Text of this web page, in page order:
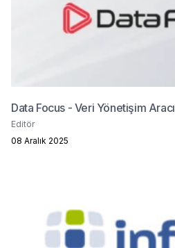
Data Focus - Veri Yönetişim Aracı
Editör
08 Aralık 2025